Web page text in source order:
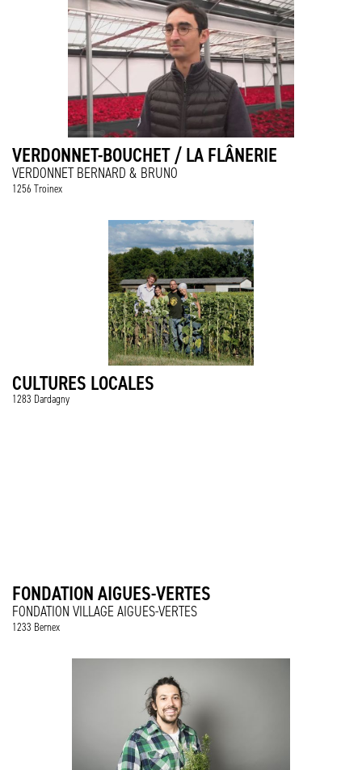
VERDONNET-BOUCHET / LA FLÂNERIE
VERDONNET BERNARD & BRUNO
1256 Troinex
CULTURES LOCALES
1283 Dardagny
FONDATION AIGUES-VERTES
FONDATION VILLAGE AIGUES-VERTES
1233 Bernex